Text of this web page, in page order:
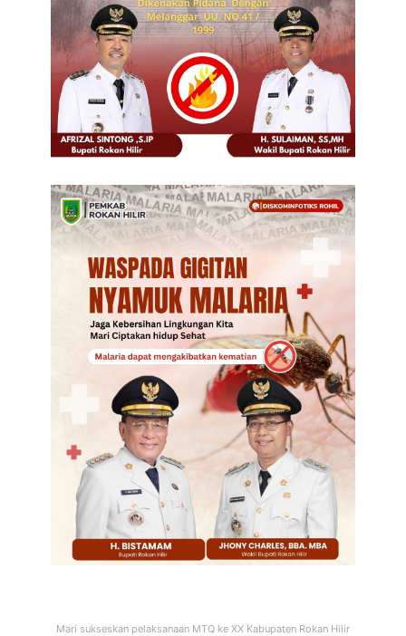
Mari sukseskan pelaksanaan MTQ ke XX Kabupaten Rokan Hilir